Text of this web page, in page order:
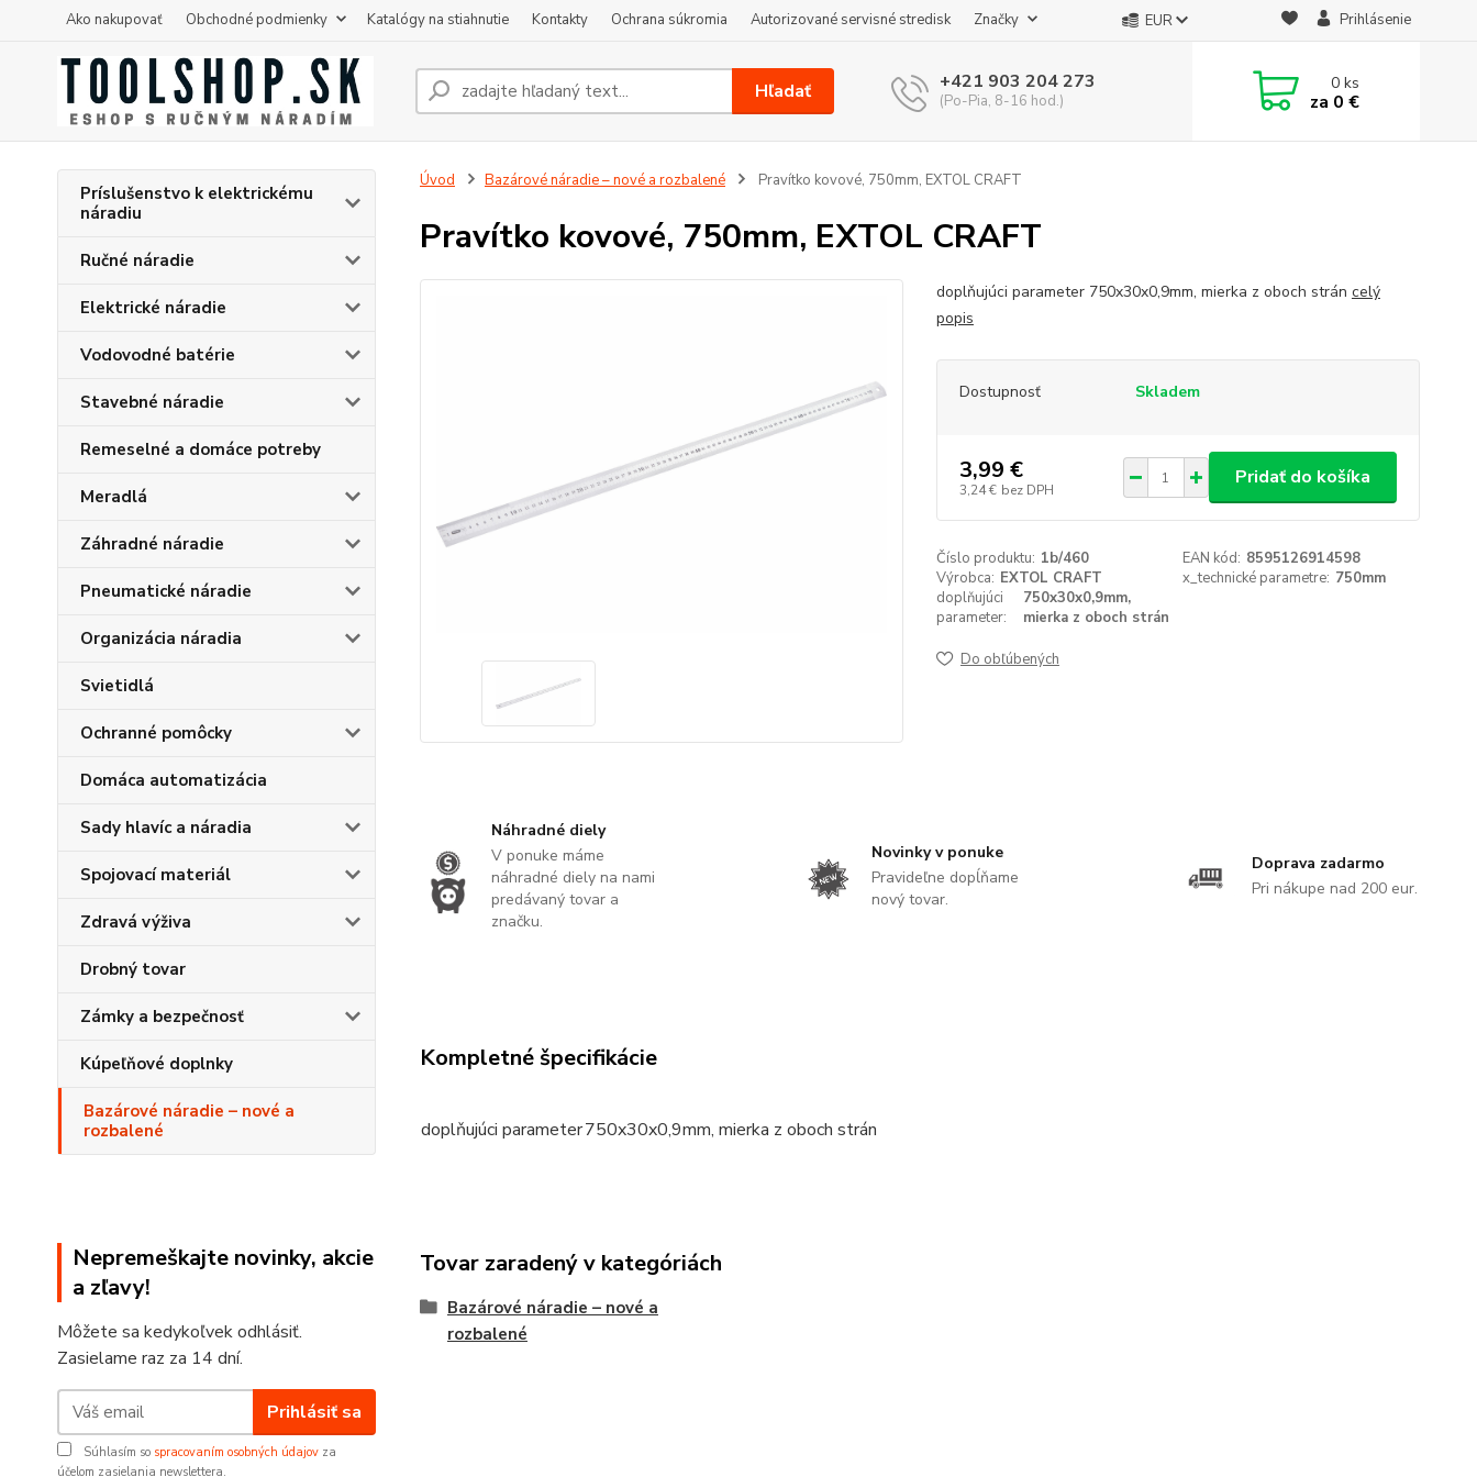
Ako nakupovať Obchodné podmienky Katalógy na stiahnutie Kontakty Ochrana súkromia Autorizované servisné stredisk Značky EUR Prihlásenie
Hľadať +421 903 204 273
(Po-Pia, 8-16 hod.)
0ks
za 0 €
Príslušenstvo k elektrickému
náradiu
Ručné náradie
Elektrické náradie
Vodovodné batérie
Stavebné náradie
Remeselné a domáce potreby
Meradlá
Záhradné náradie
Pneumatické náradie
Organizácia náradia
Svietidlá
Ochranné pomôcky
Domáca automatizácia
Sady hlavíc a náradia
Spojovací materiál
Zdravá výživa
Drobný tovar
Zámky a bezpečnosť
Kúpeľňové doplnky
Bazárové náradie – nové a
rozbalené
Nepremeškajte novinky, akcie
a zľavy!
Môžete sa kedykoľvek odhlásiť.
Zasielame raz za 14 dní.
Prihlásiť sa
Súhlasím so spracovaním osobných údajov za
účelom zasielania newslettera.
Úvod Bazárové náradie – nové a rozbalené Pravítko kovové, 750mm, EXTOL CRAFT
Pravítko kovové, 750mm, EXTOL CRAFT
doplňujúci parameter 750x30x0,9mm, mierka z oboch strán celý
popis
Dostupnosť Skladem
3,99 €
3,24 € bez DPH
Pridať do košíka
Číslo produktu: 1b/460 EAN kód: 8595126914598
Výrobca: EXTOL CRAFT x_technické parametre: 750mm
doplňujúci
parameter:
750x30x0,9mm,
mierka z oboch strán
Do obľúbených
Náhradné diely
V ponuke máme
náhradné diely na nami
predávaný tovar a
značku.
Novinky v ponuke
Pravideľne dopĺňame
nový tovar.
Doprava zadarmo
Pri nákupe nad 200 eur.
Kompletné špecifikácie
doplňujúci parameter750x30x0,9mm, mierka z oboch strán
Tovar zaradený v kategóriách
Bazárové náradie – nové a
rozbalené